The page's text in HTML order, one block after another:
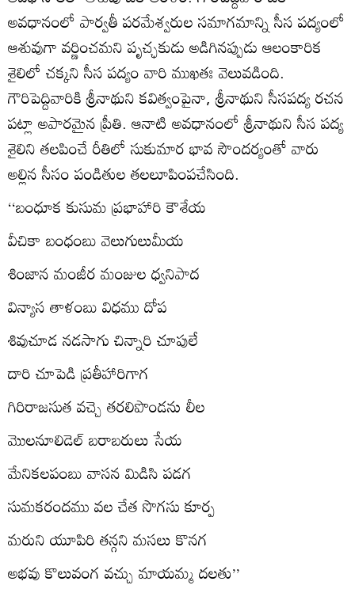
అవధానంలో పార్వతీ పరమేశ్వరుల సమాగమాన్ని సీస పద్యంలో
ఆశువుగా వర్ణించమని పృచ్ఛకుడు అడిగినప్పుడు ఆలంకారిక
శైలిలో చక్కని సీస పద్యం వారి ముఖతః వెలువడింది.
గౌరిపెద్దివారికి శ్రీనాథుని కవిత్వంపైనా, శ్రీనాథుని సీసపద్య రచన
పట్లా అపారమైన ప్రీతి. ఆనాటి అవధానంలో శ్రీనాథుని సీస పద్య
శైలిని తలపించే రీతిలో సుకుమార భావ సౌందర్యంతో వారు
అల్లిన సీసం పండితుల తలలూపింపచేసింది.
‘‘బంధూక కుసుమ ప్రభాహారి కౌశేయ
వీచికా బంధంబు వెలుగులుమీయ
శింజాన మంజీర మంజుల ధ్వనిపాద
విన్యాస తాళంబు విధము దోప
శివుచూడ నడసాగు చిన్నారి చూపులే
దారి చూపెడి ప్రతీహారిగాగ
గిరిరాజసుత వచ్చె తరలిపొండను లీల
మొలనూలిడెల్‌ బరాబరులు సేయ
మేనికలపంబు వాసన మిడిసి పడగ
సుమకరందము వల చేత సొగసు కూర్ప
మరుని యూపిరి తన్గని మసలు కొనగ
అభవు కొలువంగ వచ్చు మాయమ్మ దలతు’’